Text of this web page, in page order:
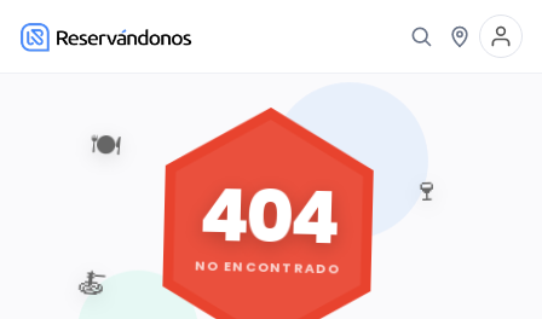
🍽️
🍷
🍝
404
NO ENCONTRADO